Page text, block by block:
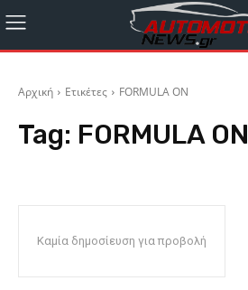
Αρχική Ετικέτες FORMULA ON
Tag: FORMULA ON
Καμία δημοσίευση για προβολή